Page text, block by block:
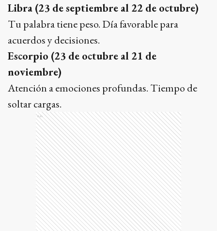
Libra (23 de septiembre al 22 de octubre)
Tu palabra tiene peso. Día favorable para
acuerdos y decisiones.
Escorpio (23 de octubre al 21 de
noviembre)
Atención a emociones profundas. Tiempo de
soltar cargas.
Ads